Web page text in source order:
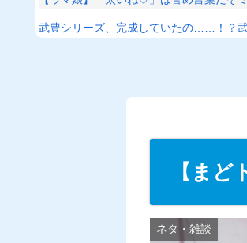
武豊シリーズ、完成していたの……！？
【ま
ネタ・雑談